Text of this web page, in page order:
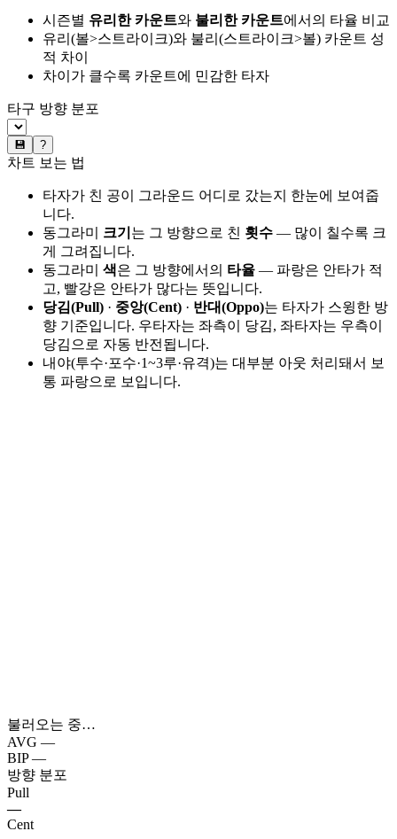
시즌별 유리한 카운트와 불리한 카운트에서의 타율 비교
유리(볼>스트라이크)와 불리(스트라이크>볼) 카운트 성
적 차이
차이가 클수록 카운트에 민감한 타자
타구 방향 분포
💾 ?
차트 보는 법
타자가 친 공이 그라운드 어디로 갔는지 한눈에 보여줍
니다.
동그라미 크기 는 그 방향으로 친 횟수 — 많이 칠수록 크
게 그려집니다.
동그라미 색은 그 방향에서의 타율 — 파랑은 안타가 적
고, 빨강은 안타가 많다는 뜻입니다.
당김(Pull) · 중앙(Cent) · 반대(Oppo)는 타자가 스윙한 방
향 기준입니다. 우타자는 좌측이 당김, 좌타자는 우측이
당김으로 자동 반전됩니다.
내야(투수·포수·1~3루·유격)는 대부분 아웃 처리돼서 보
통 파랑으로 보입니다.
불러오는 중…
AVG —
BIP —
방향 분포
Pull
—
Cent